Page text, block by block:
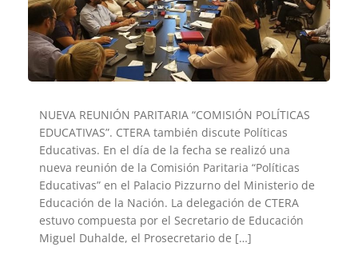
NUEVA REUNIÓN PARITARIA “COMISIÓN POLÍTICAS
EDUCATIVAS”. CTERA también discute Políticas
Educativas. En el día de la fecha se realizó una
nueva reunión de la Comisión Paritaria “Políticas
Educativas” en el Palacio Pizzurno del Ministerio de
Educación de la Nación. La delegación de CTERA
estuvo compuesta por el Secretario de Educación
Miguel Duhalde, el Prosecretario de […]